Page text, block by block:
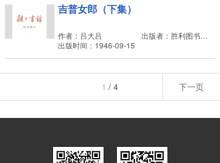
吉普女郎（下集）
作者：吕大吕
出版者：胜利图书小说出版社
出版时间：1946-09-15
1 / 4 下一页